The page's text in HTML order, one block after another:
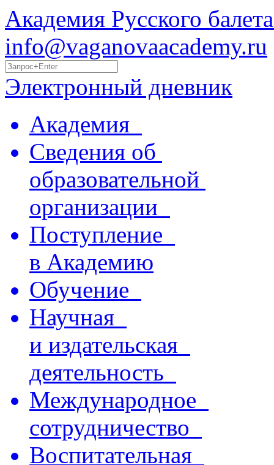
Академия Русского
info@vaganovaacademy.ru
Электронный дневник
Академия
Сведения об
образовательной
организации
Поступление
в Академию
Обучение
Научная
и издательская
деятельность
Международное
сотрудничество
Воспитательная